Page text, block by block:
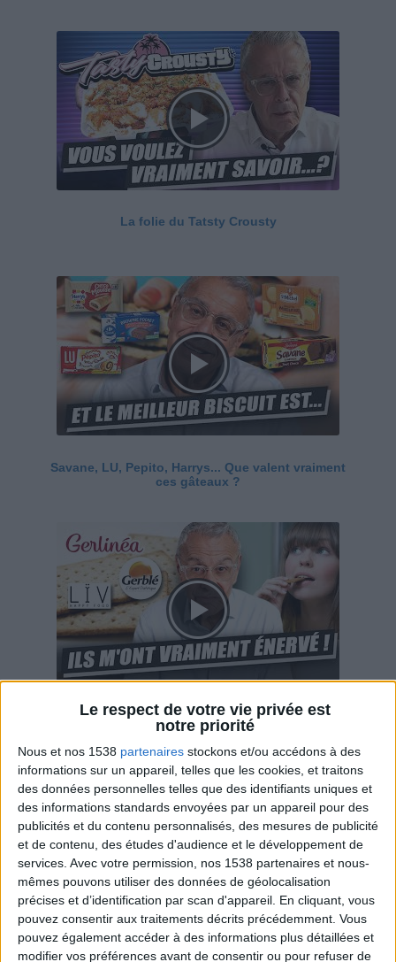
Le respect de votre vie privée est
notre priorité
Nous et nos 1538 partenaires stockons et/ou accédons à des
informations sur un appareil, telles que les cookies, et traitons
des données personnelles telles que des identifiants uniques et
des informations standards envoyées par un appareil pour des
publicités et du contenu personnalisés, des mesures de publicité
et de contenu, des études d'audience et le développement de
services. Avec votre permission, nos 1538 partenaires et nous-
mêmes pouvons utiliser des données de géolocalisation
précises et d’identification par scan d'appareil. En cliquant, vous
pouvez consentir aux traitements décrits précédemment. Vous
pouvez également accéder à des informations plus détaillées et
modifier vos préférences avant de consentir ou pour refuser de
La folie du Tatsty Crousty
Savane, LU, Pepito, Harrys... Que valent vraiment
ces gâteaux ?
Ces marques diététiques : c'est n'importe quoi !
Webinaires en direct Voir tout